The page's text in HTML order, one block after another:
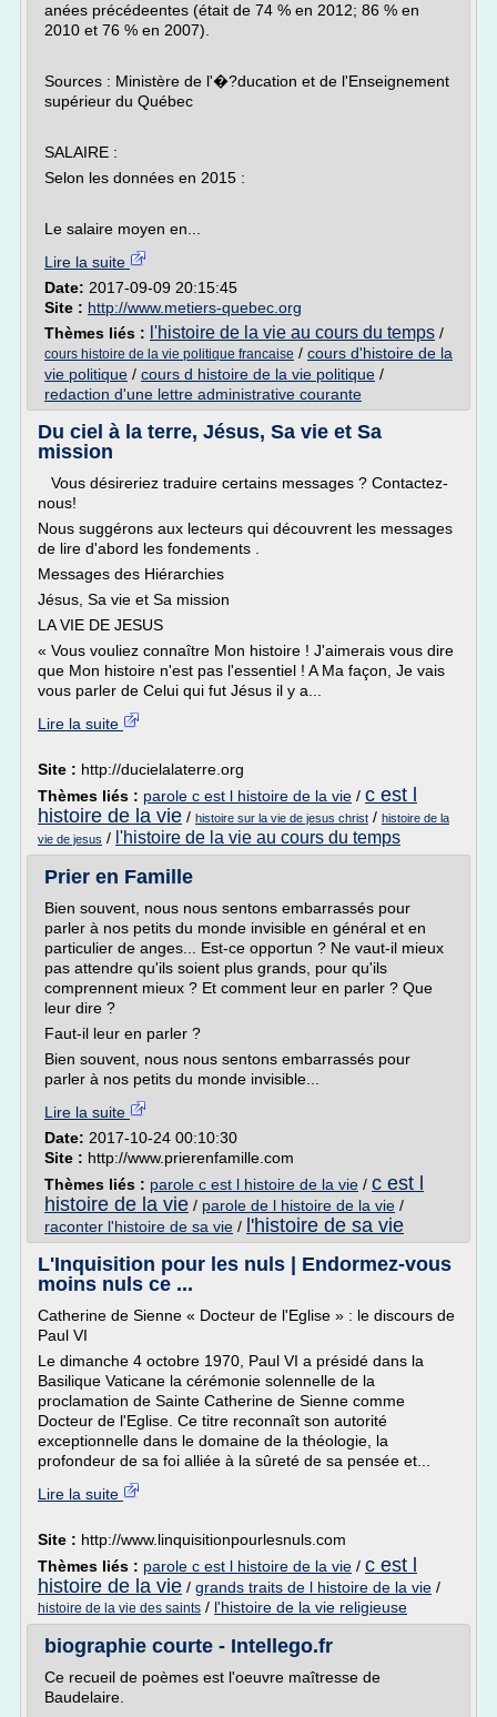
anées précédeentes (était de 74 % en 2012; 86 % en
2010 et 76 % en 2007).
Sources : Ministère de l'�?ducation et de l'Enseignement
supérieur du Québec
SALAIRE :
Selon les données en 2015 :
Le salaire moyen en...
Lire la suite
Date: 2017-09-09 20:15:45
Site : http://www.metiers-quebec.org
Thèmes liés : l'histoire de la vie au cours du temps /
cours histoire de la vie politique francaise / cours d'histoire de la
vie politique / cours d histoire de la vie politique /
redaction d'une lettre administrative courante
Du ciel à la terre, Jésus, Sa vie et Sa
mission
Vous désireriez traduire certains messages ? Contactez-
nous!
Nous suggérons aux lecteurs qui découvrent les messages
de lire d'abord les fondements .
Messages des Hiérarchies
Jésus, Sa vie et Sa mission
LA VIE DE JESUS
« Vous vouliez connaître Mon histoire ! J'aimerais vous dire
que Mon histoire n'est pas l'essentiel ! A Ma façon, Je vais
vous parler de Celui qui fut Jésus il y a...
Lire la suite
Site : http://ducielalaterre.org
Thèmes liés : parole c est l histoire de la vie / c est l
histoire de la vie / histoire sur la vie de jesus christ / histoire de la
vie de jesus / l'histoire de la vie au cours du temps
Prier en Famille
Bien souvent, nous nous sentons embarrassés pour
parler à nos petits du monde invisible en général et en
particulier de anges... Est-ce opportun ? Ne vaut-il mieux
pas attendre qu'ils soient plus grands, pour qu'ils
comprennent mieux ? Et comment leur en parler ? Que
leur dire ?
Faut-il leur en parler ?
Bien souvent, nous nous sentons embarrassés pour
parler à nos petits du monde invisible...
Lire la suite
Date: 2017-10-24 00:10:30
Site : http://www.prierenfamille.com
Thèmes liés : parole c est l histoire de la vie / c est l
histoire de la vie / parole de l histoire de la vie /
raconter l'histoire de sa vie / l'histoire de sa vie
L'Inquisition pour les nuls | Endormez-vous
moins nuls ce ...
Catherine de Sienne « Docteur de l'Eglise » : le discours de
Paul VI
Le dimanche 4 octobre 1970, Paul VI a présidé dans la
Basilique Vaticane la cérémonie solennelle de la
proclamation de Sainte Catherine de Sienne comme
Docteur de l'Eglise. Ce titre reconnaît son autorité
exceptionnelle dans le domaine de la théologie, la
profondeur de sa foi alliée à la sûreté de sa pensée et...
Lire la suite
Site : http://www.linquisitionpourlesnuls.com
Thèmes liés : parole c est l histoire de la vie / c est l
histoire de la vie / grands traits de l histoire de la vie /
histoire de la vie des saints / l'histoire de la vie religieuse
biographie courte - Intellego.fr
Ce recueil de poèmes est l'oeuvre maîtresse de
Baudelaire.